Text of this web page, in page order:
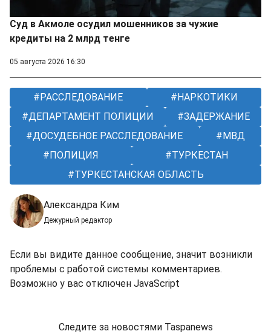
Суд в Акмоле осудил мошенников за чужие
кредиты на 2 млрд тенге
05 августа 2026 16:30
РАССЛЕДОВАНИЕ
НАРКОТИКИ
ДЕПАРТАМЕНТ ПОЛИЦИИ
ЗАДЕРЖАНИЕ
ДОСУДЕБНОЕ РАССЛЕДОВАНИЕ
МВД
ПОЛИЦИЯ
ТУРКЕСТАН
ТУРКЕСТАНСКАЯ ОБЛАСТЬ
Александра Ким
Дежурный редактор
Если вы видите данное сообщение, значит возникли
проблемы с работой системы комментариев.
Возможно у вас отключен JavaScript
Следите за новостями Taspanews